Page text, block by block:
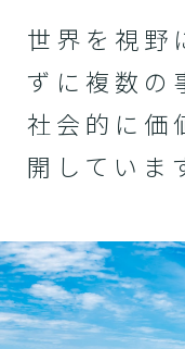
世界を視野
ずに複数の
社会的に価
開していま